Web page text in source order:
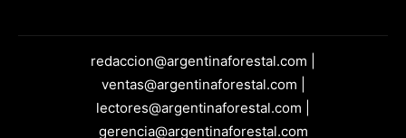
redaccion@argentinaforestal.com |
ventas@argentinaforestal.com |
lectores@argentinaforestal.com |
gerencia@argentinaforestal.com